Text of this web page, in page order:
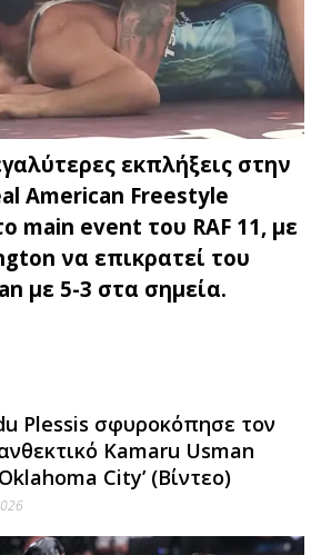
εκπλήξεις στην
American Freestyle
main event του RAF 11, με
να επικρατεί του
με 5-3 στα σημεία.
Plessis σφυροκόπησε τον
Kamaru Usman
City’ (Βίντεο)